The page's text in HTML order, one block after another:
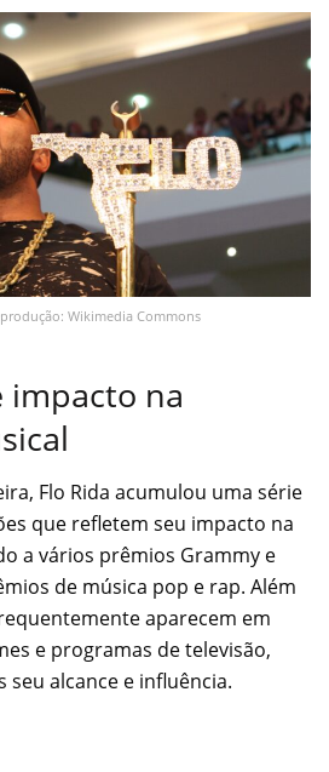
Wikimedia Commons
impacto na
Flo Rida acumulou uma série
que refletem seu impacto na
a vários prêmios Grammy e
de música pop e rap. Além
aparecem em
e programas de televisão,
alcance e influência.